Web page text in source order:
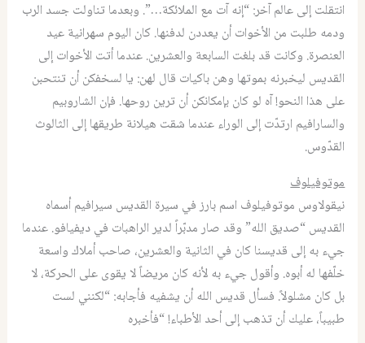
انتقلت إلى عالم آخر: “إنه آت مع الملائكة…”. وبعدما تناولت جسد الرب
ودمه طلبت من الأخوات أن يعددن لدفنها.كان اليوم سهرانية عيد
العنصرة. وكانت قد بلغت السابعة والعشرين.عندما أتت الأخوات إلى
القديس ليخبرنه بموتها وهن باكيات قال لهن: يا لسخفكن أن تنتحبن
على‏ هذا النحو!آه لو كان بإمكانكن أن ترين روحها. فإن الشاروبيم
والسارافيم ارتدّت إلى الوراء عندما شقت هيلانة طريقها إلى الثالوث
القدّوس.
موتوفيلوف
نيقولاوس موتوفيلوف اسم بارز في سيرة القديس سيرافيم أسماه
القديس“صديق الله”وقد صار مدبّراً لدير الراهبات في ديفيافو.عندما
جيء به إلى قديسنا كان في الثانية والعشرين، صاحب أملاك واسعة
خلّفها له أبوه. وأقول جيء به لأنه كان مريضاً لا يقوى على الحركة، لا
بل كان مشلولاً. فسأل قديس الله أن يشفيه فأجابه: “لكنني لست
طبيباً،عليك أن تذهب إلى أحد الأطباء! “فأخبره